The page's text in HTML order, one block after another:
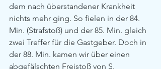
dem nach überstandener Krankheit
nichts mehr ging. So fielen in der 84.
Min. (Strafstoß) und der 85. Min. gleich
zwei Treffer für die Gastgeber. Doch in
der 88. Min. kamen wir über einen
abgefälschten Freistoß von S.